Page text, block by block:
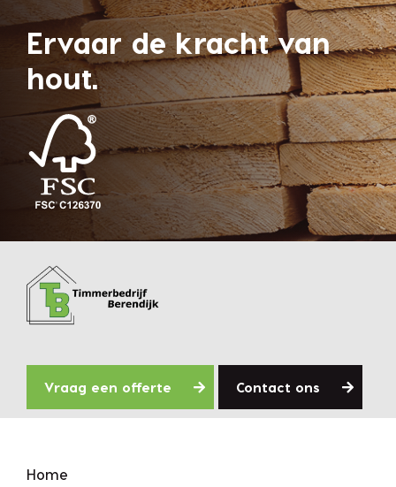
Ervaar de kracht van
hout.
Vraag een offerte Contact ons
Home